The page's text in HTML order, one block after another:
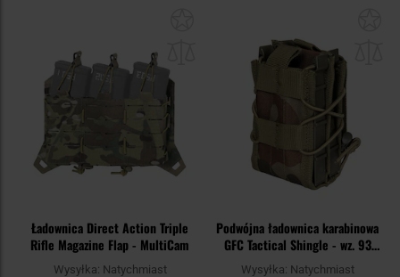
schowka
Ładownica Direct Action Triple
Rifle Magazine Flap - MultiCam
Wysyłka: Natychmiast
Podwójna ładownica karabinowa
GFC Tactical Shingle - wz. 93
"Pantera" / PL Woodland
Wysyłka: Natychmiast